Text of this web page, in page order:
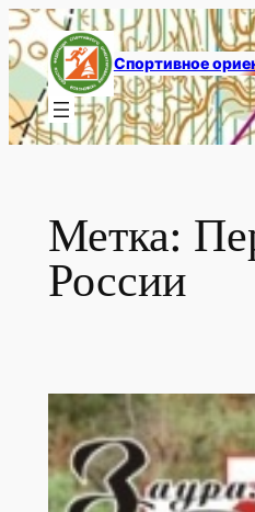
Перейти
к
содержимому
Спортивное
Метка:
России